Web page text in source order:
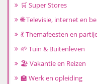
🛒 Super Stores
🌐 Televisie, internet en
💃 Themafeesten en
🌱 Tuin & Buitenleven
🏖️ Vakantie en Reizen
🏫 Werk en opleiding